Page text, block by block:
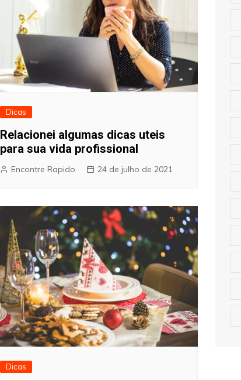
Dicas
Relacionei algumas dicas uteis
para sua vida profissional
Encontre Rapido 24 de julho de 2021
Dicas